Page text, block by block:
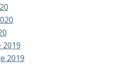
2019
2019